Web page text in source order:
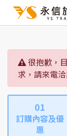
很抱歉，
求，請來電洽
01
訂購內容及優
惠